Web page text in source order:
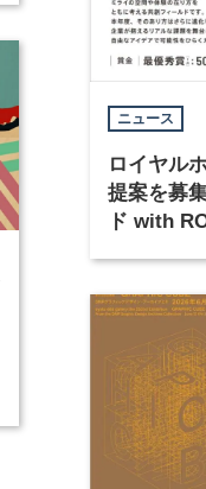
ニュース
ロイヤル
提案を募
ド with